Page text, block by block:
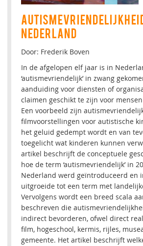
NEDERLAND
Door: Frederik Boven
In de afgelopen elf jaar is in
‘autismevriendelijk’ in zwang
aanduiding voor diensten of
claimen geschikt te zijn voor
Een voorbeeld zijn
filmvoorstellingen voor autistische
het geluid gedempt wordt en van
toegelicht wat kinderen kunnen
artikel beschrijft de conceptuele
hoe de term ‘autismevriendelijk’ in
Nederland werd geïntroduceerd en
uitgroeide tot een term met
Vervolgens wordt een breed scala
beschreven die
indirect bevorderen, ofwel direct
film, hogeschool, kermis, rijles,
gemeente. Het artikel beschrijft